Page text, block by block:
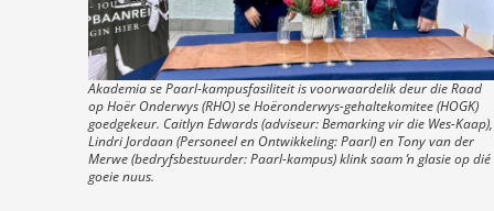
Akademia se Paarl-kampusfasiliteit is voorwaardelik deur die Raad
op Hoër Onderwys (RHO) se Hoëronderwys-gehaltekomitee (HOGK)
goedgekeur. Caitlyn Edwards (adviseur: Bemarking vir die Wes-Kaap),
Lindri Jordaan (Personeel en Ontwikkeling: Paarl) en Tony van der
Merwe (bedryfsbestuurder: Paarl-kampus) klink saam ŉ glasie op dié
goeie nuus.